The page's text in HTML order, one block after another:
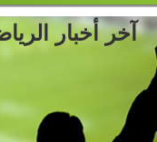
آخر أخبار